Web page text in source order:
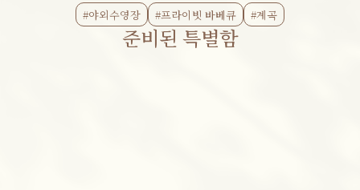
#야외수영장 #프라이빗 바베큐 #계곡
준비된 특별함